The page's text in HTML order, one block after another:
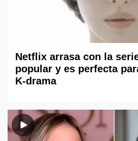
Netflix arrasa con la
popular y es perfecta
K-drama